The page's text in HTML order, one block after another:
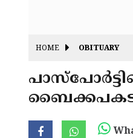
HOME OBITUARY